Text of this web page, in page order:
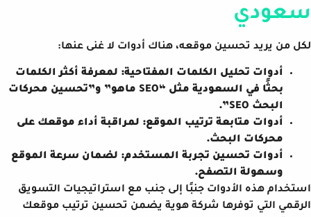
سعودي
لكل من يريد تحسين موقعه، هناك أدوات لا غنى عنها:
أدوات تحليل الكلمات المفتاحية: لمعرفة أكثر الكلمات
بحثًا في السعودية مثل “SEO ماهو” و”تحسين محركات
البحث SEO”.
أدوات متابعة ترتيب الموقع: لمراقبة أداء موقعك على
محركات البحث.
أدوات تحسين تجربة المستخدم: لضمان سرعة الموقع
وسهولة التصفح.
استخدام هذه الأدوات جنبًا إلى جنب مع استراتيجيات التسويق
الرقمي التي توفرها شركة هوية يضمن تحسين ترتيب موقعك